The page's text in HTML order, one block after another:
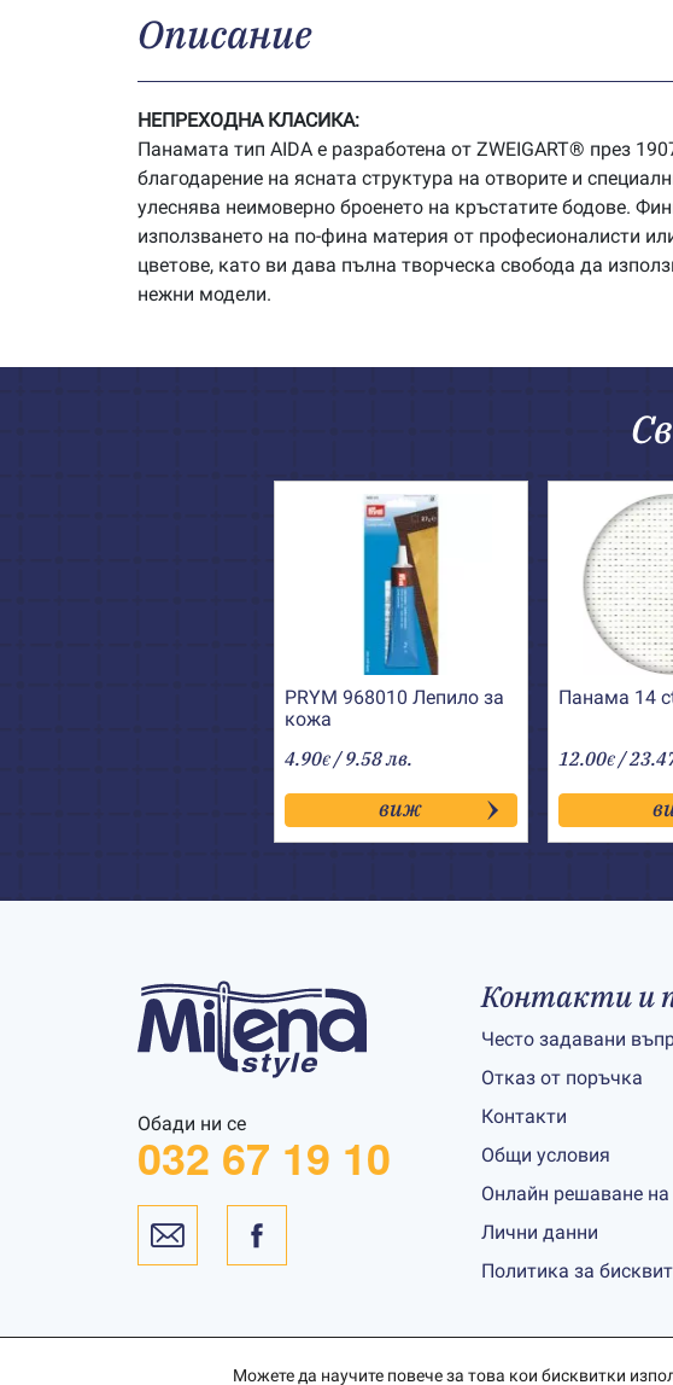
Описание
НЕПРЕХОДНА КЛАСИКА:
Панамата тип AIDA е разработена от ZWEIGART® през
благодарение на ясната структура на отворите и
улеснява неимоверно броенето на кръстатите бодове.
използването на по-фина материя от професионалисти
цветове, като ви дава пълна творческа свобода да
нежни модели.
PRYM 968010 Лепило за
кожа
4.90€ / 9.58 лв.
виж
Панама 14
12.00€/
Обади ни се
032 67 19 10
Контакти и
Често задавани
Отказ от поръчка
Контакти
Общи условия
Онлайн решаване на
Лични данни
Политика за
Можете да научите повече за това кои бисквитки